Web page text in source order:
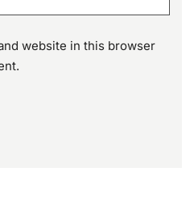
website in this browser